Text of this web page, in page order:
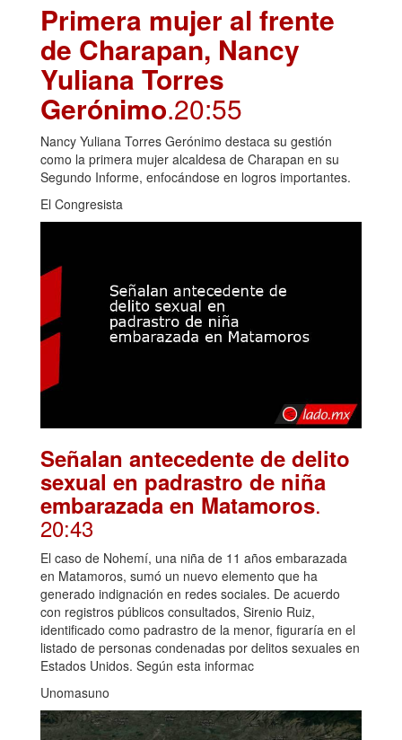
Primera mujer al frente
de Charapan, Nancy
Yuliana Torres
Gerónimo.20:55
Nancy Yuliana Torres Gerónimo destaca su gestión
como la primera mujer alcaldesa de Charapan en su
Segundo Informe, enfocándose en logros importantes.
El Congresista
Señalan antecedente de delito
sexual en padrastro de niña
embarazada en Matamoros.
20:43
El caso de Nohemí, una niña de 11 años embarazada
en Matamoros, sumó un nuevo elemento que ha
generado indignación en redes sociales. De acuerdo
con registros públicos consultados, Sirenio Ruiz,
identificado como padrastro de la menor, figuraría en el
listado de personas condenadas por delitos sexuales en
Estados Unidos. Según esta informac
Unomasuno